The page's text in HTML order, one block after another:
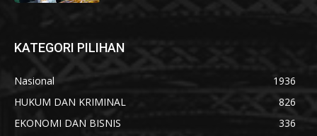
KATEGORI PILIHAN
Nasional
1936
HUKUM DAN KRIMINAL
826
EKONOMI DAN BISNIS
336